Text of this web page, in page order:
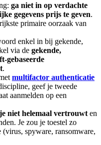
ga niet in op verdachte
gegevens prijs te geven.
primaire oorzaak van
enkel in bij gekende,
via de gekende,
gebaseerde
.
multifactor authenticatie
geef je tweede
aanmelden op een
niet helemaal vertrouwt en
Je zou je toestel zo
(virus, spyware, ransomware,